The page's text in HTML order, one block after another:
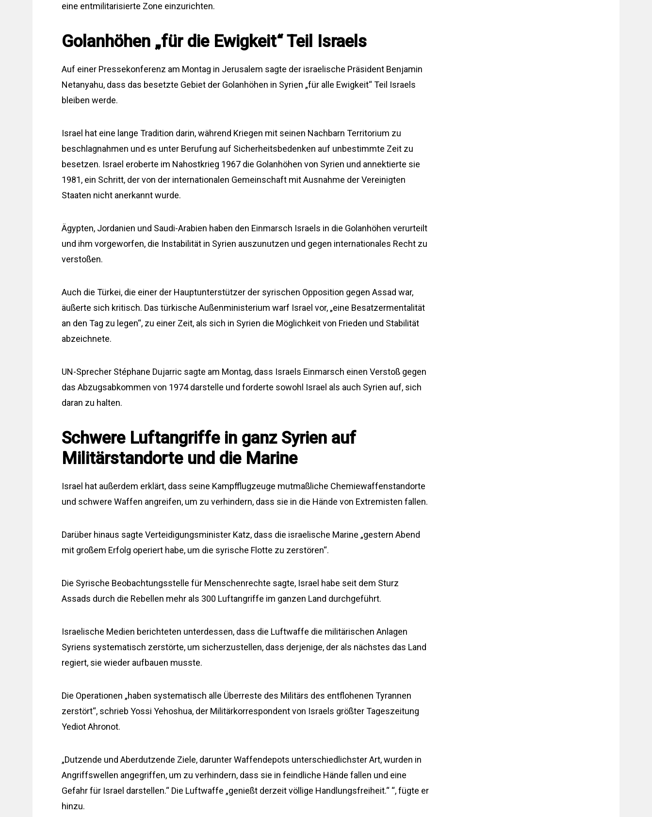
eine entmilitarisierte Zone einzurichten.
Golanhöhen „für die Ewigkeit“ Teil Israels
Auf einer Pressekonferenz am Montag in Jerusalem sagte der israelische Präsident Benjamin
Netanyahu, dass das besetzte Gebiet der Golanhöhen in Syrien „für alle Ewigkeit“ Teil Israels
bleiben werde.
Israel hat eine lange Tradition darin, während Kriegen mit seinen Nachbarn Territorium zu
beschlagnahmen und es unter Berufung auf Sicherheitsbedenken auf unbestimmte Zeit zu
besetzen. Israel eroberte im Nahostkrieg 1967 die Golanhöhen von Syrien und annektierte sie
1981, ein Schritt, der von der internationalen Gemeinschaft mit Ausnahme der Vereinigten
Staaten nicht anerkannt wurde.
Ägypten, Jordanien und Saudi-Arabien haben den Einmarsch Israels in die Golanhöhen verurteilt
und ihm vorgeworfen, die Instabilität in Syrien auszunutzen und gegen internationales Recht zu
verstoßen.
Auch die Türkei, die einer der Hauptunterstützer der syrischen Opposition gegen Assad war,
äußerte sich kritisch. Das türkische Außenministerium warf Israel vor, „eine Besatzermentalität
an den Tag zu legen“, zu einer Zeit, als sich in Syrien die Möglichkeit von Frieden und Stabilität
abzeichnete.
UN-Sprecher Stéphane Dujarric sagte am Montag, dass Israels Einmarsch einen Verstoß gegen
das Abzugsabkommen von 1974 darstelle und forderte sowohl Israel als auch Syrien auf, sich
daran zu halten.
Schwere Luftangriffe in ganz Syrien auf
Militärstandorte und die Marine
Israel hat außerdem erklärt, dass seine Kampfflugzeuge mutmaßliche Chemiewaffenstandorte
und schwere Waffen angreifen, um zu verhindern, dass sie in die Hände von Extremisten fallen.
Darüber hinaus sagte Verteidigungsminister Katz, dass die israelische Marine „gestern Abend
mit großem Erfolg operiert habe, um die syrische Flotte zu zerstören“.
Die Syrische Beobachtungsstelle für Menschenrechte sagte, Israel habe seit dem Sturz
Assads durch die Rebellen mehr als 300 Luftangriffe im ganzen Land durchgeführt.
Israelische Medien berichteten unterdessen, dass die Luftwaffe die militärischen Anlagen
Syriens systematisch zerstörte, um sicherzustellen, dass derjenige, der als nächstes das Land
regiert, sie wieder aufbauen musste.
Die Operationen „haben systematisch alle Überreste des Militärs des entflohenen Tyrannen
zerstört“, schrieb Yossi Yehoshua, der Militärkorrespondent von Israels größter Tageszeitung
Yediot Ahronot.
„Dutzende und Aberdutzende Ziele, darunter Waffendepots unterschiedlichster Art, wurden in
Angriffswellen angegriffen, um zu verhindern, dass sie in feindliche Hände fallen und eine
Gefahr für Israel darstellen.“ Die Luftwaffe „genießt derzeit völlige Handlungsfreiheit.“ “, fügte er
hinzu.